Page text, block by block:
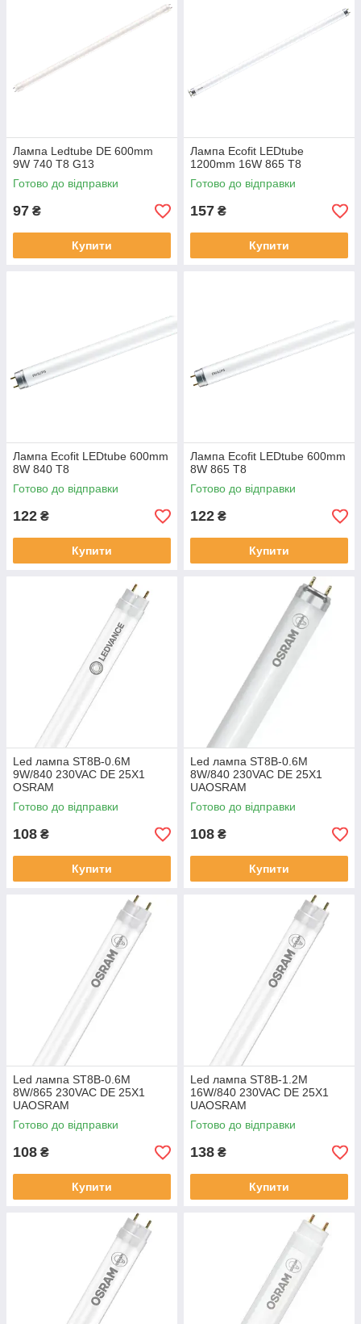
Лампа Ledtube DE 600mm
9W 740 T8 G13
Готово до відправки
97 ₴
Купити
Лампа Ecofit LEDtube
1200mm 16W 865 T8
Готово до відправки
157 ₴
Купити
Лампа Ecofit LEDtube 600mm
8W 840 T8
Готово до відправки
122 ₴
Купити
Лампа Ecofit LEDtube 600mm
8W 865 T8
Готово до відправки
122 ₴
Купити
Led лампа ST8B-0.6M
9W/840 230VAC DE 25X1
OSRAM
Готово до відправки
108 ₴
Купити
Led лампа ST8B-0.6M
8W/840 230VAC DE 25X1
UAOSRAM
Готово до відправки
108 ₴
Купити
Led лампа ST8B-0.6M
8W/865 230VAC DE 25X1
UAOSRAM
Готово до відправки
108 ₴
Купити
Led лампа ST8B-1.2M
16W/840 230VAC DE 25X1
UAOSRAM
Готово до відправки
138 ₴
Купити